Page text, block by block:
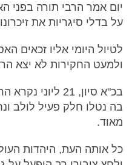
יום אמר הרבי תורה בפני
על בדלי סיגריות את
לטיול היומי אליו זכאים
ולמעט החקירות לא יצא
בכ"א סיון, 21
בה נטלו חלק פעיל לולב
מאוד.
כל אותה העת, היהדות